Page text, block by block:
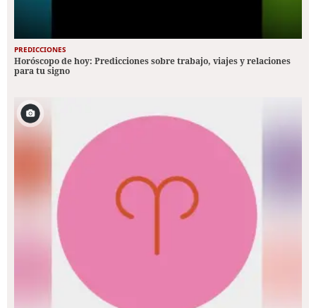
PREDICCIONES
Horóscopo de hoy: Predicciones sobre trabajo, viajes y relaciones
para tu signo